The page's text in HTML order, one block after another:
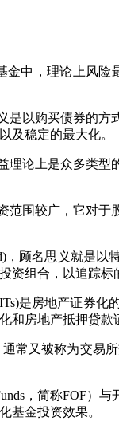
中，理论上风险
以购买债券的方
及稳定的最大化。
论上是众多类型
围较广，它对于
顾名思义就是以
资组合，以追踪标
是房地产证券化
和房地产抵押贷款
又被称为交易所
，简称FOF）
基金投资效果。